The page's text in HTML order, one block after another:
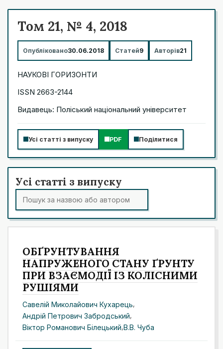
Том 21, № 4, 2018
Опубліковано30.06.2018 Статей9 Авторів21
НАУКОВІ ГОРИЗОНТИ
ISSN 2663-2144
Видавець: Поліський національний університет
Усі статті з випуску PDF Поділитися
Усі статті з випуску
ОБҐРУНТУВАННЯ
НАПРУЖЕНОГО СТАНУ ҐРУНТУ
ПРИ ВЗАЄМОДІЇ ІЗ КОЛІСНИМИ
РУШІЯМИ
Савелій Миколайович Кухарець,
Андрій Петрович Забродський,
Віктор Романович Білецький,В.В. Чуба